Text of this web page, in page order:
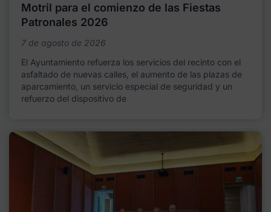
Motril para el comienzo de las Fiestas
Patronales 2026
7 de agosto de 2026
El Ayuntamiento refuerza los servicios del recinto con el
asfaltado de nuevas calles, el aumento de las plazas de
aparcamiento, un servicio especial de seguridad y un
refuerzo del dispositivo de